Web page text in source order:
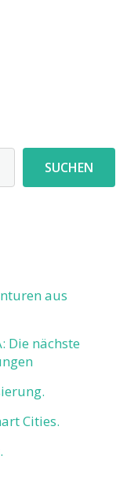
SUCHEN
aus
Die nächste
Cities.